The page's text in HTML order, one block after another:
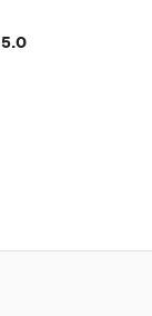
5.0